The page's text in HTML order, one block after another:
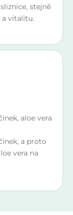
stejně
a vitalitu.
aloe vera
a proto
vera na